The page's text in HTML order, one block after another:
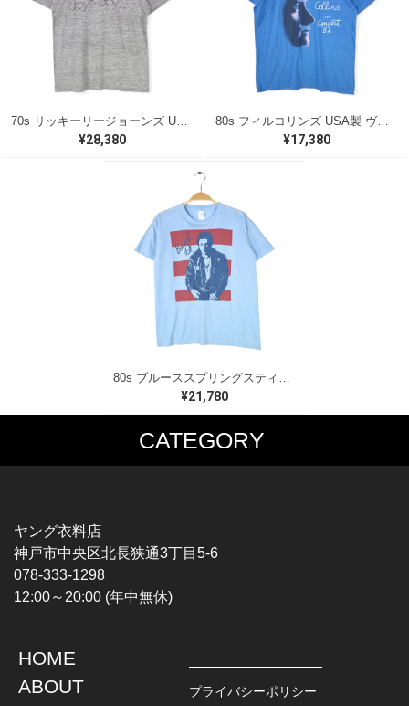
¥28,380
80s フィルコリンズ USA製 ヴィンテージTシャツ ロックTシャツ ジェネシス PHIL COLLINS GENESIS スクリーンスター メンズL 古着 @AAA1554
¥17,380
80s ブルーススプリングスティーン USA製 ヴィンテージTシャツ ロックTシャツ BORN IN THE USA BRUCE SPRINGSTEEN メンズM 古着 @AAA1523
¥21,780
CATEGORY
MUSIC TEE
HARDCORE / PUNK
PROGLESSIVE ROCK
POPS
SOUL / R&B
T-SHIRTS
CHAMPION
TOPS
L / S SHIRT
JACKET
DENIM
ヤング衣料店
神戸市中央区北長狭通3丁目5-6
078-333-1298
12:00～20:00 (年中無休)
HOME
ABOUT
プライバシーポリシー